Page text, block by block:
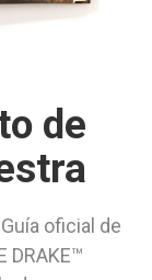
de
oficial de
DRAKE™